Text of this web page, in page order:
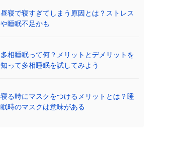
昼寝で寝すぎてしまう原因とは？ストレス
や睡眠不足かも
多相睡眠って何？メリットとデメリットを
知って多相睡眠を試してみよう
寝る時にマスクをつけるメリットとは？睡
眠時のマスクは意味がある